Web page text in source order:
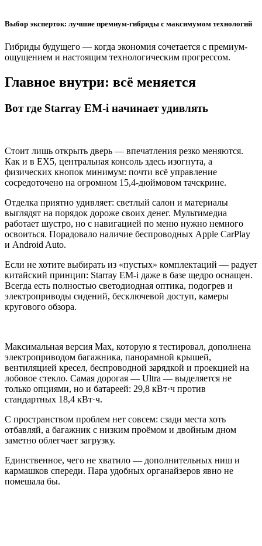
Выбор эксперток: лучшие премиум-гибриды с максимумом технологий
Гибриды будущего — когда экономия сочетается с премиум-
ощущением и настоящим технологическим прогрессом.
Главное внутри: всё меняется
Вот где Starray EM-i начинает удивлять
Стоит лишь открыть дверь — впечатления резко меняются.
Как и в EX5, центральная консоль здесь изогнута, а
физических кнопок минимум: почти всё управление
сосредоточено на огромном 15,4-дюймовом тачскрине.
Отделка приятно удивляет: светлый салон и материалы
выглядят на порядок дороже своих денег. Мультимедиа
работает шустро, но с навигацией по меню нужно немного
освоиться. Порадовало наличие беспроводных Apple CarPlay
и Android Auto.
Если не хотите выбирать из «пустых» комплектаций — радует
китайский принцип: Starray EM-i даже в базе щедро оснащен.
Всегда есть полностью светодиодная оптика, подогрев и
электроприводы сидений, бесключевой доступ, камеры
кругового обзора.
Максимальная версия Max, которую я тестировал, дополнена
электроприводом багажника, панорамной крышей,
вентиляцией кресел, беспроводной зарядкой и проекцией на
лобовое стекло. Самая дорогая — Ultra — выделяется не
только опциями, но и батареей: 29,8 кВт·ч против
стандартных 18,4 кВт·ч.
С пространством проблем нет совсем: сзади места хоть
отбавляй, а багажник с низким проёмом и двойным дном
заметно облегчает загрузку.
Единственное, чего не хватило — дополнительных ниш и
кармашков спереди. Пара удобных органайзеров явно не
помешала бы.